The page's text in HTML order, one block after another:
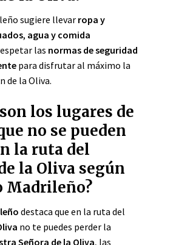
sugiere llevar ropa y
, agua y comida
las normas de seguridad
para disfrutar al máximo la
de la Oliva.
los lugares de
no se pueden
la ruta del
la Oliva según
Madrileño?
destaca que en la ruta del
no te puedes perder la
Señora de la Oliva, las